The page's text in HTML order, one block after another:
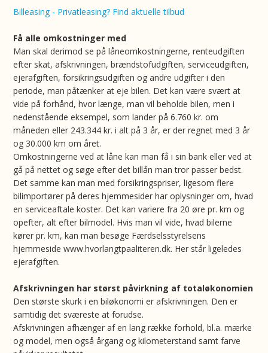
Billeasing - Privatleasing? Find aktuelle tilbud
Få alle omkostninger med
Man skal derimod se på låneomkostningerne, renteudgiften
efter skat, afskrivningen, brændstofudgiften, serviceudgiften,
ejerafgiften, forsikringsudgiften og andre udgifter i den
periode, man påtænker at eje bilen. Det kan være svært at
vide på forhånd, hvor længe, man vil beholde bilen, men i
nedenstående eksempel, som lander på 6.760 kr. om
måneden eller 243.344 kr. i alt på 3 år, er der regnet med 3 år
og 30.000 km om året.
Omkostningerne ved at låne kan man få i sin bank eller ved at
gå på nettet og søge efter det billån man tror passer bedst.
Det samme kan man med forsikringspriser, ligesom flere
bilimportører på deres hjemmesider har oplysninger om, hvad
en serviceaftale koster. Det kan variere fra 20 øre pr. km og
opefter, alt efter bilmodel. Hvis man vil vide, hvad bilerne
kører pr. km, kan man besøge Færdselsstyrelsens
hjemmeside www.hvorlangtpaaliteren.dk. Her står ligeledes
ejerafgiften.
Afskrivningen har størst påvirkning af totaløkonomien
Den største skurk i en biløkonomi er afskrivningen. Den er
samtidig det sværeste at forudse.
Afskrivningen afhænger af en lang række forhold, bl.a. mærke
og model, men også årgang og kilometerstand samt farve